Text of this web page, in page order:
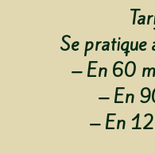
Se pratique
– En 60
– En
– En